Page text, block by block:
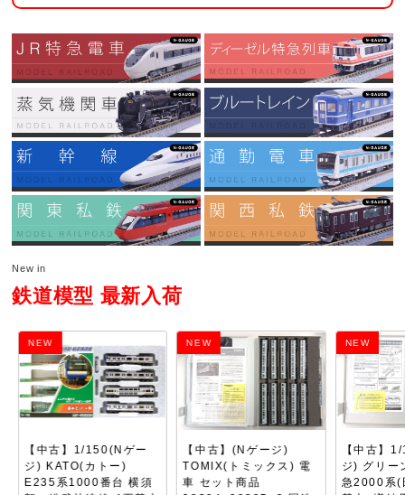
New in
鉄道模型 最新入荷
NEW
【中古】(Nゲージ)
TOMIX(トミックス) 電
車 セット商品
NEW
【中古】1/150(Nゲー
ジ) グリーンマックス 東
急2000系(田園都市線)
NEW
【中古】
ジ)
JR EF64-